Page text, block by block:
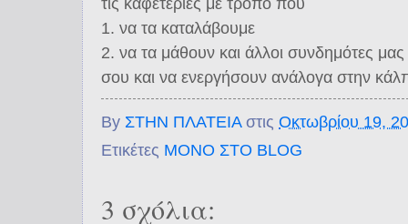
1. να τα καταλάβουμε
2. να τα μάθουν και άλλοι συνδημότες μας
σου και να ενεργήσουν ανάλογα στην
By ΣΤΗΝ ΠΛΑΤΕΙΑ στις Οκτωβρίου 19,
Ετικέτες ΜΟΝΟ ΣΤΟ BLOG
3 σχόλια: